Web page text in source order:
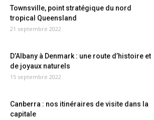
Townsville, point stratégique du nord
tropical Queensland
21 septembre 2022
D’Albany à Denmark : une route d’histoire et
de joyaux naturels
15 septembre 2022
Canberra : nos itinéraires de visite dans la
capitale